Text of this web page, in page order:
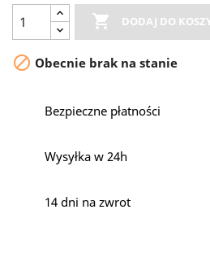
 DODAJ DO
 Obecnie brak na stanie
Bezpieczne płatności
Wysyłka w 24h
14 dni na zwrot